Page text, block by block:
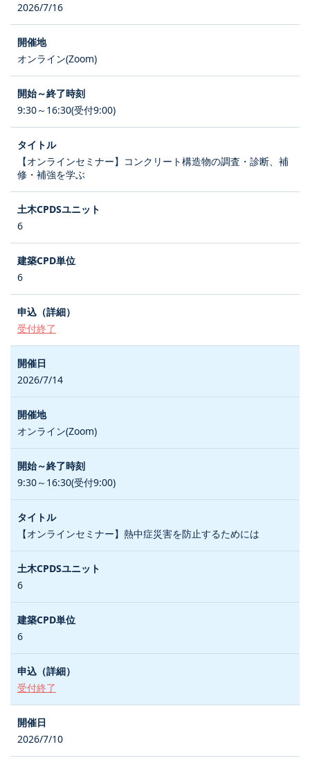
2026/7/16
オンライン(Zoom)
9:30～16:30(受付9:00)
【オンラインセミナー】コンクリート構造物の調査・診断、補
修・補強を学ぶ
6
6
受付終了
2026/7/14
オンライン(Zoom)
9:30～16:30(受付9:00)
【オンラインセミナー】熱中症災害を防止するためには
6
6
受付終了
2026/7/10